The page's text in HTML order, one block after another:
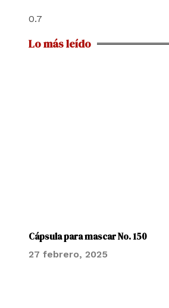
Lo más leído
Cápsula para mascar No. 150
27 febrero, 2025